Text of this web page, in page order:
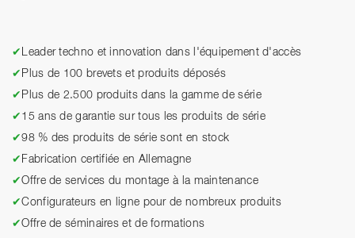
✔ Leader techno et innovation dans l'équipement d'accès
✔ Plus de 100 brevets et produits déposés
✔ Plus de 2.500 produits dans la gamme de série
✔ 15 ans de garantie sur tous les produits de série
✔98 % des produits de série sont en stock
✔ Fabrication certifiée en Allemagne
✔Offre de services du montage à la maintenance
✔Configurateurs en ligne pour de nombreux produits
✔Offre de séminaires et de formations